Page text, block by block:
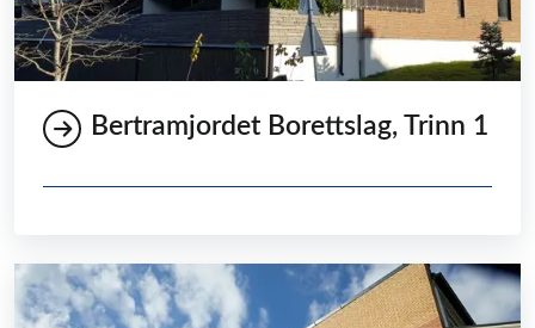
Bertramjordet Borettslag, Trinn 1